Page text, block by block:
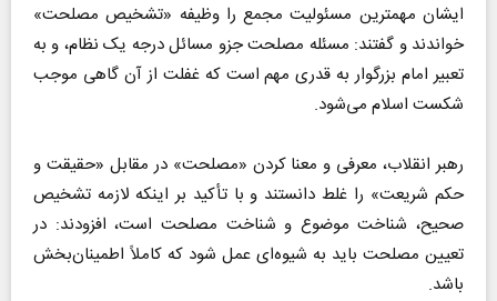
ایشان مهمترین مسئولیت مجمع را وظیفه «تشخیص مصلحت»
خواندند و گفتند: مسئله مصلحت جزو مسائل درجه یک نظام، و به
تعبیر امام بزرگوار به قدری مهم است که غفلت از آن گاهی موجب
شکست اسلام می‌شود.
رهبر انقلاب، معرفی و معنا کردن «مصلحت» در مقابل «حقیقت و
حکم شریعت» را غلط دانستند و با تأکید بر اینکه لازمه تشخیص
صحیح، شناخت موضوع و شناخت مصلحت است، افزودند: در
تعیین مصلحت باید به شیوه‌ای عمل شود که کاملاً اطمینان‌بخش
باشد.